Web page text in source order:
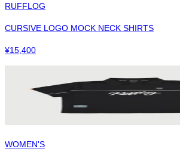
RUFFLOG
CURSIVE LOGO MOCK NECK SHIRTS
¥15,400
WOMEN'S